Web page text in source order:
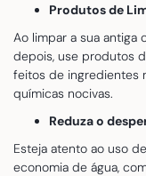
Produtos de
Ao limpar a sua antiga
depois, use produtos
feitos de ingredientes
químicas nocivas.
Reduza o
Esteja atento ao uso
economia de água,